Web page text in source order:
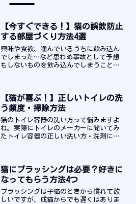
【今すぐできる！】猫の誤飲防止
する部屋づくり方法4選
興味や食欲、噛んでいるうちに飲み込ん
でしまった…など思わぬ事故として予想
もしないものを飲み込んでしまうことが
読みください！
【猫が喜ぶ！】正しいトイレの洗
う頻度・掃除方法
猫のトイレ容器の洗い方って悩みますよ
ね。実際にトイレのメーカーに聞いてみ
たトイレ容器の正しい洗い方・洗剤につ
猫にブラッシングは必要？好きに
なってもらう方法4つ
ブラッシングは子猫のときから慣れて欲
しいですが、成猫からでも遅くはありま